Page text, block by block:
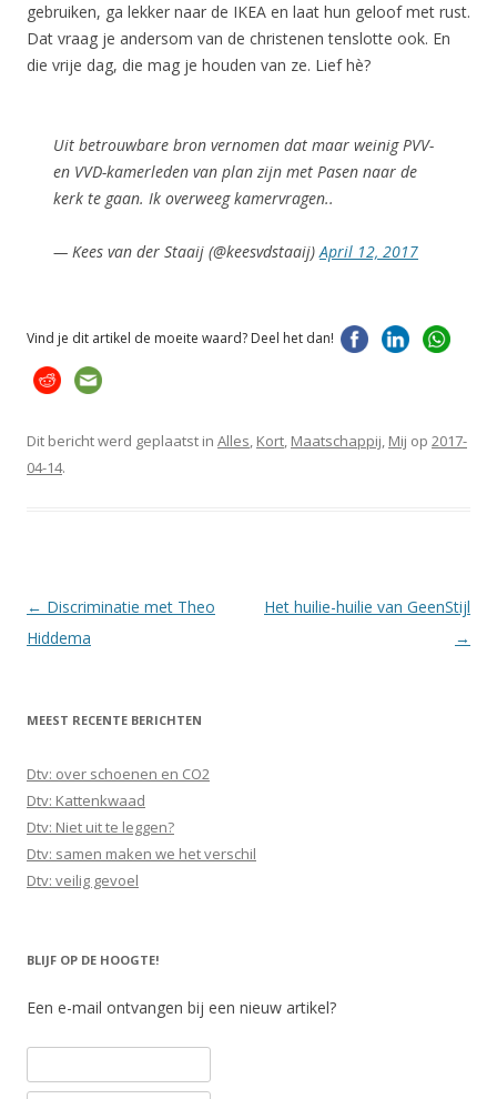
gebruiken, ga lekker naar de IKEA en laat hun geloof met rust.
Dat vraag je andersom van de christenen tenslotte ook. En
die vrije dag, die mag je houden van ze. Lief hè?
Uit betrouwbare bron vernomen dat maar weinig PVV-
en VVD-kamerleden van plan zijn met Pasen naar de
kerk te gaan. Ik overweeg kamervragen..
— Kees van der Staaij (@keesvdstaaij)April 12, 2017
Vind je dit artikel de moeite waard? Deel het dan!
Dit bericht werd geplaatst in Alles, Kort, Maatschappij, Mij op 2017-
04-14.
Berichtnavigatie
← Discriminatie met Theo
Hiddema
Het huilie-huilie van GeenStijl
→
MEEST RECENTE BERICHTEN
Dtv: over schoenen en CO2
Dtv: Kattenkwaad
Dtv: Niet uit te leggen?
Dtv: samen maken we het verschil
Dtv: veilig gevoel
BLIJF OP DE HOOGTE!
Een e-mail ontvangen bij een nieuw artikel?